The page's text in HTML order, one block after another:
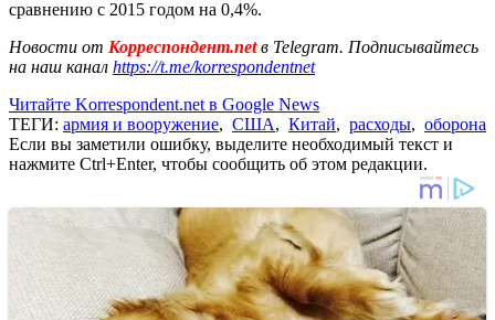
сравнению с 2015 годом на 0,4%.
Новости от Корреспондент.netв Telegram. Подписывайтесь
на наш канал https://t.me/korrespondentnet
Читайте Korrespondent.net в Google News
ТЕГИ: армия и вооружение, США, Китай, расходы, оборона
Если вы заметили ошибку, выделите необходимый текст и
нажмите Ctrl+Enter, чтобы сообщить об этом редакции.